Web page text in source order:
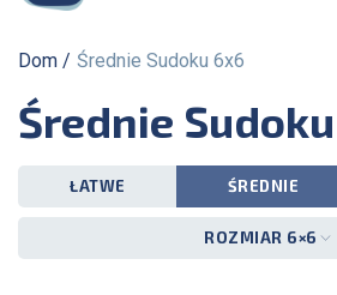
Dom Średnie Sudoku 6x6
Średnie
ŁATWE ŚREDNIE
ROZMIAR 6×6